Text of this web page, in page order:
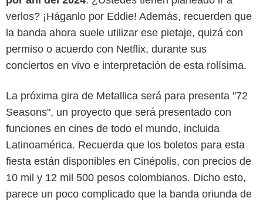
verlos? ¡Háganlo por Eddie! Además, recuerden que
la banda ahora suele utilizar ese pietaje, quizá con
permiso o acuerdo con Netflix, durante sus
conciertos en vivo e interpretación de esta rolísima.
La próxima gira de Metallica será para presenta "72
Seasons", un proyecto que será presentado con
funciones en cines de todo el mundo, incluida
Latinoamérica. Recuerda que los boletos para esta
fiesta están disponibles en Cinépolis, con precios de
10 mil y 12 mil 500 pesos colombianos. Dicho esto,
parece un poco complicado que la banda oriunda de